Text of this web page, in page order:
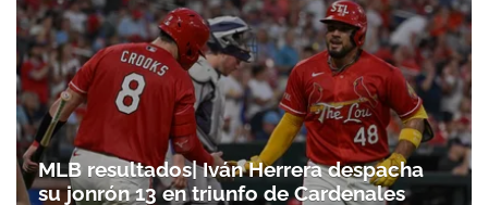
MLB resultados| Iván Herrera despacha
su jonrón 13 en triunfo de Cardenales